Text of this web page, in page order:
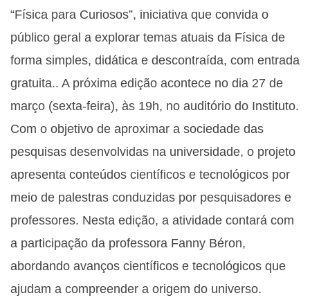
“Física para Curiosos”, iniciativa que convida o
público geral a explorar temas atuais da Física de
forma simples, didática e descontraída, com entrada
gratuita.. A próxima edição acontece no dia 27 de
março (sexta-feira), às 19h, no auditório do Instituto.
Com o objetivo de aproximar a sociedade das
pesquisas desenvolvidas na universidade, o projeto
apresenta conteúdos científicos e tecnológicos por
meio de palestras conduzidas por pesquisadores e
professores. Nesta edição, a atividade contará com
a participação da professora Fanny Béron,
abordando avanços científicos e tecnológicos que
ajudam a compreender a origem do universo.